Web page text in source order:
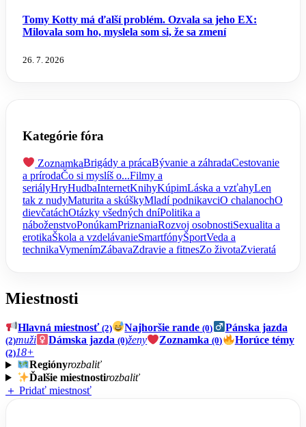
Tomy Kotty má ďalší problém. Ozvala sa jeho EX:
Milovala som ho, myslela som si, že sa zmení
26. 7. 2026
Kategórie fóra
ZoznamkaBrigády a prácaBývanie a záhradaCestovanie
a prírodaČo si myslíš o...Filmy a
seriályHryHudbaInternetKnihyKúpimLáska a vzťahyLen
tak z nudyMaturita a skúškyMladí podnikavciO chalanochO
dievčatáchOtázky všedných dníPolitika a
náboženstvoPonúkamPriznaniaRozvoj osobnostiSexualita a
erotikaŠkola a vzdelávanieSmartfónyŠportVeda a
technikaVymenímZábavaZdravie a fitnesZo životaZvieratá
Miestnosti
Hlavná miestnosť(2) Najhoršie rande(0) Pánska jazda
(2)muži Dámska jazda(0)ženy Zoznamka(0) Horúce témy
(2)18+
Regiónyrozbaliť
Ďalšie miestnostirozbaliť
＋ Pridať miestnosť